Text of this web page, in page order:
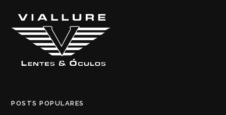
POSTS POPULARES